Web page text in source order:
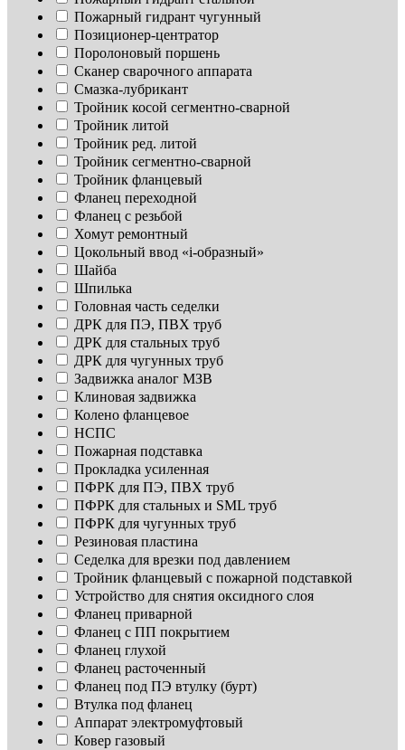
Пожарный гидрант чугунный
Позиционер-центратор
Поролоновый поршень
Сканер сварочного аппарата
Смазка-лубрикант
Тройник косой сегментно-сварной
Тройник литой
Тройник ред. литой
Тройник сегментно-сварной
Тройник фланцевый
Фланец переходной
Фланец с резьбой
Хомут ремонтный
Цокольный ввод «i-образный»
Шайба
Шпилька
Головная часть седелки
ДРК для ПЭ, ПВХ труб
ДРК для стальных труб
ДРК для чугунных труб
Задвижка аналог МЗВ
Клиновая задвижка
Колено фланцевое
НСПС
Пожарная подставка
Прокладка усиленная
ПФРК для ПЭ, ПВХ труб
ПФРК для стальных и SML труб
ПФРК для чугунных труб
Резиновая пластина
Седелка для врезки под давлением
Тройник фланцевый с пожарной подставкой
Устройство для снятия оксидного слоя
Фланец приварной
Фланец с ПП покрытием
Фланец глухой
Фланец расточенный
Фланец под ПЭ втулку (бурт)
Втулка под фланец
Аппарат электромуфтовый
Ковер газовый